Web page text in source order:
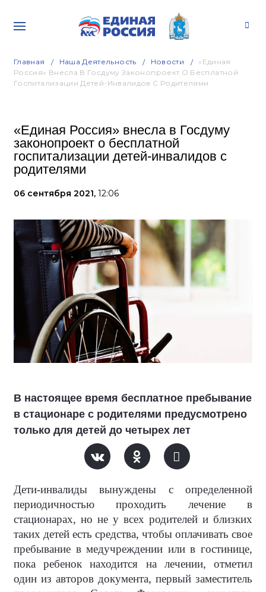
Главная Наша Деятельность Новости
«Единая
Россия» Внесла В Госдуму Законопроект О Бесплатной
Госпитализации Детей-Инвалидов С Родителями
«Единая Россия» внесла в Госдуму
законопроект о бесплатной
госпитализации детей-инвалидов с
родителями
06 сентября 2021, 12:06
В настоящее время бесплатное пребывание
в стационаре с родителями предусмотрено
только для детей до четырех лет
Дети-инвалиды вынуждены с определенной
периодичностью проходить лечение в
стационарах, но не у всех родителей и близких
таких детей есть средства, чтобы оплачивать свое
пребывание в медучреждении или в гостинице,
пока ребенок находится на лечении, отметил
один из авторов документа, первый заместитель